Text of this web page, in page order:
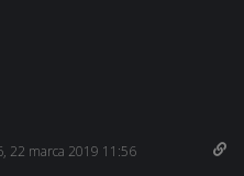
22 marca 2019 11:56